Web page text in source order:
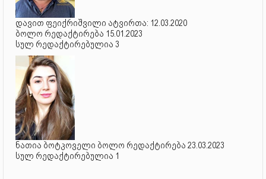
დავით ფეიქრიშვილი ატვირთა: 12.03.2020
ბოლო რედაქტირება 15.01.2023
სულ რედაქტირებულია 3
ნათია ბოტკოველი ბოლო რედაქტირება 23.03.2023
სულ რედაქტირებულია 1